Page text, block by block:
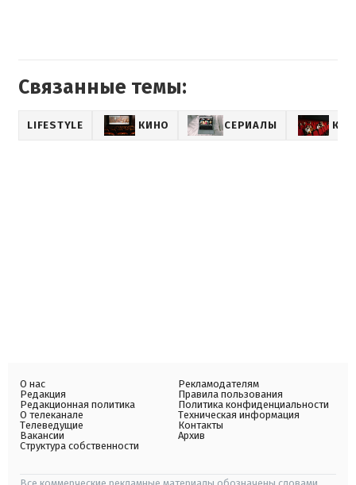
Связанные темы:
LIFESTYLE КИНО СЕРИАЛЫ
О нас
Редакция
Редакционная политика
О телеканале
Телеведущие
Вакансии
Структура собственности
Рекламодателям
Правила пользования
Политика конфиденциальности
Техническая информация
Контакты
Архив